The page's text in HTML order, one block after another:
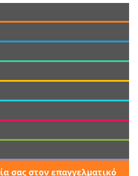
σας στον επαγγελματικό